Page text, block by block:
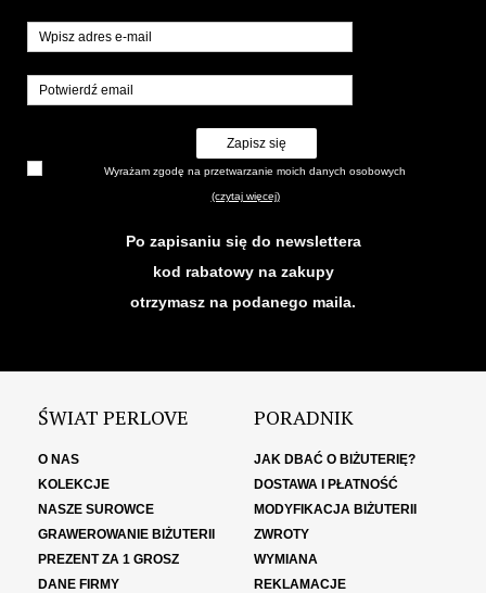
Zapisz się
Wyrażam zgodę na przetwarzanie moich danych osobowych
(czytaj więcej)
Po zapisaniu się do newslettera
kod rabatowy na zakupy
otrzymasz na podanego maila.
ŚWIAT PERLOVE
O NAS
KOLEKCJE
NASZE SUROWCE
GRAWEROWANIE BIŻUTERII
PREZENT ZA 1 GROSZ
DANE FIRMY
PORADNIK
JAK DBAĆ O BIŻUTERIĘ?
DOSTAWA I PŁATNOŚĆ
MODYFIKACJA BIŻUTERII
ZWROTY
WYMIANA
REKLAMACJE